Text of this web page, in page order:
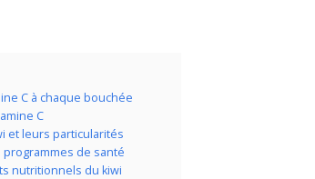
C à chaque bouchée
C
et leurs particularités
de santé
nutritionnels du kiwi